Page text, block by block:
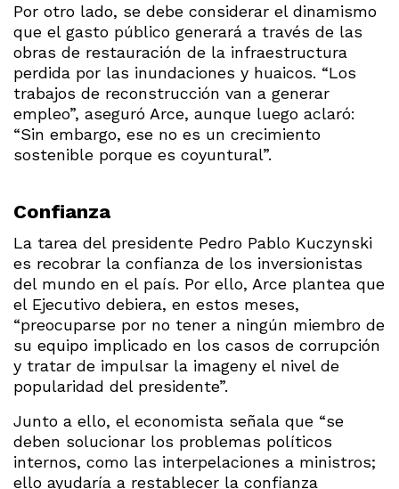
Por otro lado, se debe considerar el dinamismo
que el gasto público generará a través de las
obras de restauración de la infraestructura
perdida por las inundaciones y huaicos. “Los
trabajos de reconstrucción van a generar
empleo”, aseguró Arce, aunque luego aclaró:
“Sin embargo, ese no es un crecimiento
sostenible porque es coyuntural”.
Confianza
La tarea del presidente Pedro Pablo Kuczynski
es recobrar la confianza de los inversionistas
del mundo en el país. Por ello, Arce plantea que
el Ejecutivo debiera, en estos meses,
“preocuparse por no tener a ningún miembro de
su equipo implicado en los casos de corrupción
y tratar de impulsar la imageny el nivel de
popularidad del presidente”.
Junto a ello, el economista señala que “se
deben solucionar los problemas políticos
internos, como las interpelaciones a ministros;
ello ayudaría a restablecer la confianza